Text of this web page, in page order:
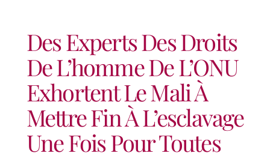
Des Experts Des Droits
De L’homme De L’ONU
Exhortent Le Mali À
Mettre Fin À L’esclavage
Une Fois Pour Toutes